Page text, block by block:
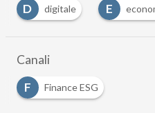
E
economia circolare
Canali
F
Finance ESG